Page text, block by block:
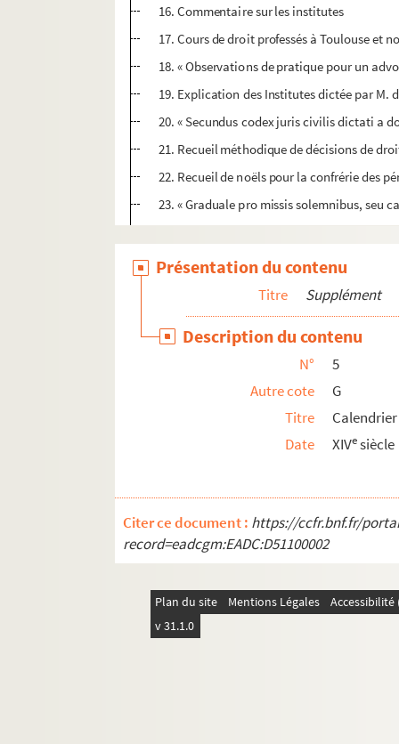
16. Commentaire sur les institutes
17. Cours de droit professés à Toulouse et
18. « Observations de pratique pour un
19. Explication des Institutes dictée par M.
20. « Secundus codex juris civilis dictati a
21. Recueil méthodique de décisions de
22. Recueil de noëls pour la confrérie des
23. « Graduale pro missis solemnibus,
25. Vespéral à l'usage de la cathédrale de
26. « Processionale ad usum Insignis
27. « Modus processionum insignis
28. « Rudimenta puerorum » (livre de
Présentation du contenu
Titre Supplément
Description du contenu
N°
5
Autre cote
G
Titre
Date
XIVesiècle
Citer ce document : https://ccfr.bnf.fr/
record=eadcgm:EADC:D51100002
Plan du site Mentions Légales
v 31.1.0